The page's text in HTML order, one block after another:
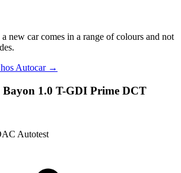
new car comes in a range of colours and not
Autocar→
1.0 T-GDI Prime DCT
Autotest